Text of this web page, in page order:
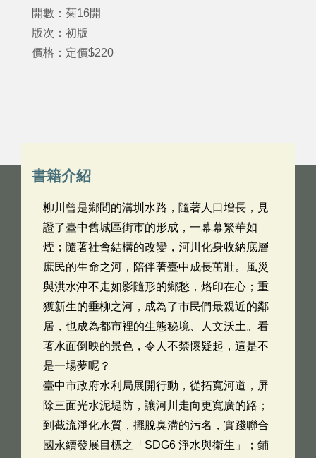
開數：菊16開
版次：初版
價格：定價$220
書籍介紹
柳川曾是鄉間的溝圳水路，隨著人口增長，見
證了臺中舊城區街市的形成，一幕幕繁華如
煙；隨著社會結構的改變，河川化身收納底層
庶民的生命之河，陪伴著臺中成長茁壯。風災
與洪水沖不走如影隨形的鄉愁，烙印在心；重
獲新生的垂柳之河，成為了市民們最親近的鄰
居，也成為都市裡的生態秘境、人文沃土。看
著水面倒映的景色，令人不禁懷疑起，這是不
是一場夢呢？
臺中市政府水利局展開行動，從拓寬河道，屏
除三面光水泥堤防，讓河川走向更寬廣的路；
到截流淨化水質，擺脫臭溝的污名，實踐聯合
國永續發展目標之「SDG6 淨水與衛生」；鋪